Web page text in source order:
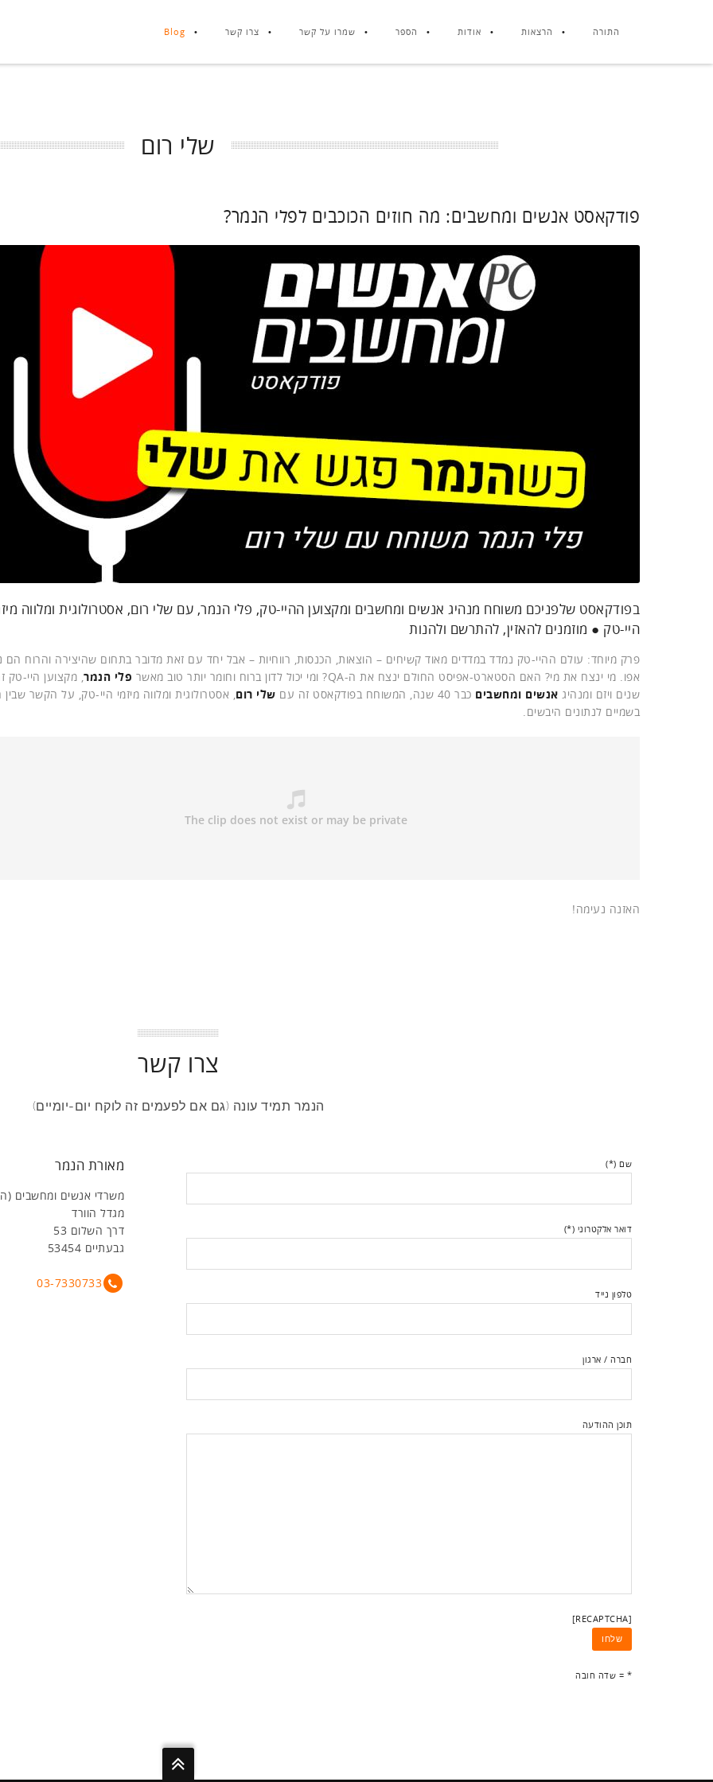
התורה הרצאות אודות הספר שמרו על קשר צרו קשר Blog
שלי רום
פודקאסט אנשים ומחשבים: מה חוזים הכוכבים לפלי הנמר?
בפודקאסט שלפניכם משוחח מנהיג אנשים ומחשבים ומקצוען ההיי-טק, פלי הנמר, עם שלי רום, אסטרולוגית ומלווה
היי-טק ● מוזמנים להאזין, להתרשם ולהנות
פרק מיוחד: עולם ההיי-טק נמדד במדדים מאוד קשיחים – הוצאות, הכנסות, רווחיות – אבל יחד עם זאת מדובר בתחום שהיצירה והרוח
אפו. מי ינצח את מי? האם הסטארט-אפיסט החולם ינצח את ה-QA? ומי יכול לדון ברוח וחומר יותר טוב מאשר
פלי הנמר
שנים ויזם ומנהיג אנשים ומחשבים כבר 40 שנה, המשוחח בפודקאסט זה עם שלי רום, אסטרולוגית ומלווה מיזמי היי-טק, על הקשר שבין
בשמיים לנתונים היבשים.
האזנה נעימה!
צרו קשר
הנמר תמיד עונה (גם אם לפעמים זה לוקח יום-יומיים)
מאורת הנמר
משרדי אנשים ומחשבים
מגדל הוורד
דרך השלום 53
גבעתיים 53454
03-7330733
שם (*)
דואר אלקטרוני (*)
טלפון נייד
חברה / ארגון
תוכן ההודעה
[RECAPTCHA]
* = שדה חובה